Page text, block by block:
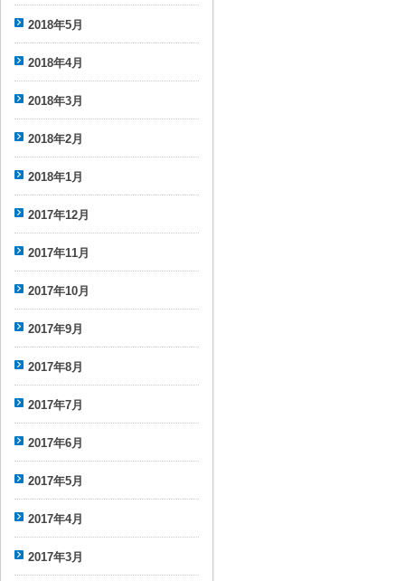
2018年5月
2018年4月
2018年3月
2018年2月
2018年1月
2017年12月
2017年11月
2017年10月
2017年9月
2017年8月
2017年7月
2017年6月
2017年5月
2017年4月
2017年3月